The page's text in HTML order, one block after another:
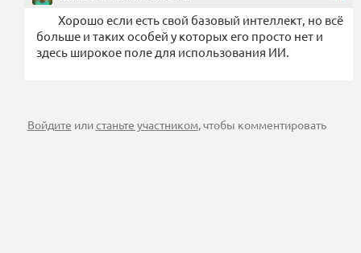
Хорошо если есть свой базовый интеллект, но всё
больше и таких особей у которых его просто нет и
здесь широкое поле для использования ИИ.
Войдите илистаньте участником, чтобы комментировать